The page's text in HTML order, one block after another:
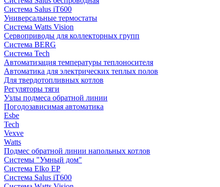
Система Salus iT600
Универсальные термостаты
Система Watts Vision
Сервоприводы для коллекторных групп
Система BERG
Система Tech
Автоматизация температуры теплоносителя
Автоматика для электрических теплых полов
Для твердотопливных котлов
Регуляторы тяги
Узлы подмеса обратной линии
Погодозависимая автоматика
Esbe
Tech
Vexve
Watts
Подмес обратной линии напольных котлов
Системы "Умный дом"
Система Elko EP
Система Salus iT600